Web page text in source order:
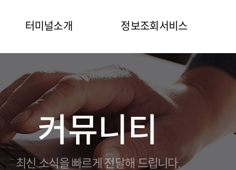
터미널소개
터미널시설
터미널장비
터미널특징
홍보동영상
온라인브로슈어
정보조회서비스
터미널정보
컨테이너목록
컨테이너정보
On-Dock
세관업무
커뮤니티
최신 소식을 빠르게 전달해 드립니다.